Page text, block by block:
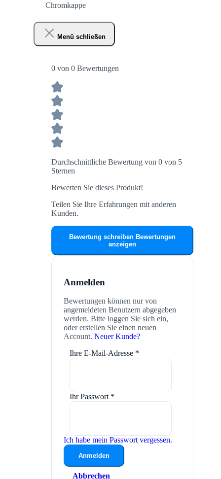
Chromkappe
Menü schließen
0 von 0 Bewertungen
Durchschnittliche Bewertung von 0 von 5
Sternen
Bewerten Sie dieses Produkt!
Teilen Sie Ihre Erfahrungen mit anderen
Kunden.
Bewertung schreiben Bewertungen
anzeigen
Anmelden
Bewertungen können nur von
angemeldeten Benutzern abgegeben
werden. Bitte loggen Sie sich ein,
oder erstellen Sie einen neuen
Account. Neuer Kunde?
Ihre E-Mail-Adresse *
Ihr Passwort *
Ich habe mein Passwort vergessen.
Anmelden
Abbrechen